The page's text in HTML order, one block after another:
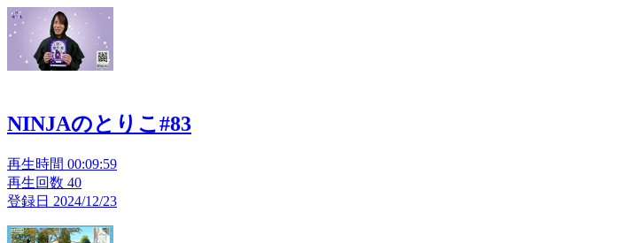
NINJAのとりこ#83
再生時間 00:09:59
再生回数 40
登録日 2024/12/23